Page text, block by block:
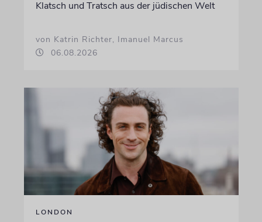
Klatsch und Tratsch aus der jüdischen Welt
von Katrin Richter, Imanuel Marcus
06.08.2026
LONDON